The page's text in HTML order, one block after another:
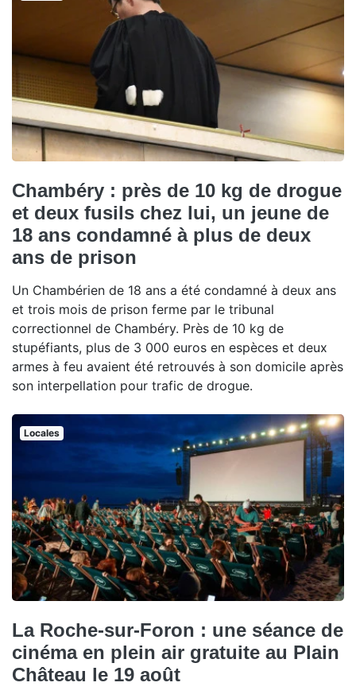
Chambéry : près de 10 kg de drogue
et deux fusils chez lui, un jeune de
18 ans condamné à plus de deux
ans de prison
Un Chambérien de 18 ans a été condamné à deux ans
et trois mois de prison ferme par le tribunal
correctionnel de Chambéry. Près de 10 kg de
stupéfiants, plus de 3 000 euros en espèces et deux
armes à feu avaient été retrouvés à son domicile après
son interpellation pour trafic de drogue.
Locales
La Roche-sur-Foron : une séance de
cinéma en plein air gratuite au Plain
Château le 19 août